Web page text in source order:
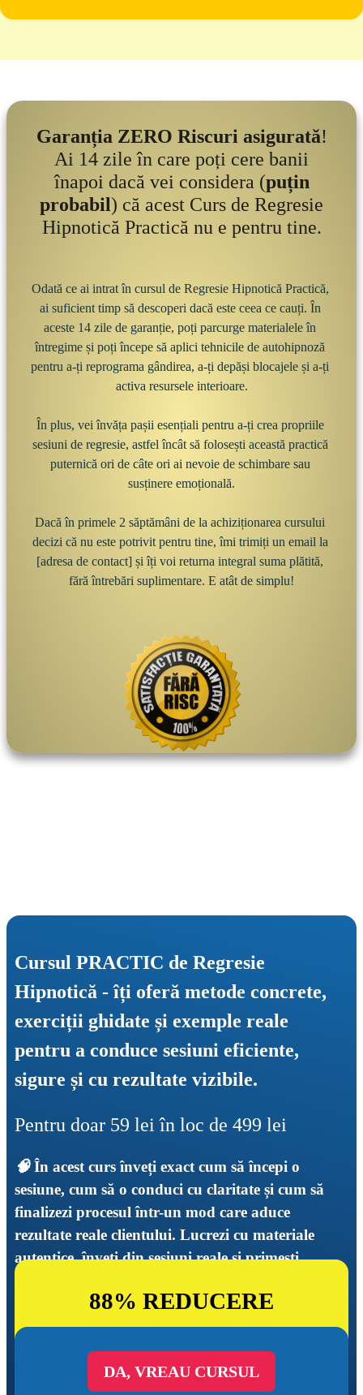
Garanția ZERO Riscuri asigurată!
Ai 14 zile în care poți cere banii
înapoi dacă vei considera (puțin
probabil) că acest Curs de Regresie
Hipnotică Practică nu e pentru tine.
Odată ce ai intrat în cursul de Regresie Hipnotică Practică,
ai suficient timp să descoperi dacă este ceea ce cauți. În
aceste 14 zile de garanție, poți parcurge materialele în
întregime și poți începe să aplici tehnicile de autohipnoză
pentru a-ți reprograma gândirea, a-ți depăși blocajele și a-ți
activa resursele interioare.
În plus, vei învăța pașii esențiali pentru a-ți crea propriile
sesiuni de regresie, astfel încât să folosești această practică
puternică ori de câte ori ai nevoie de schimbare sau
susținere emoțională.
Dacă în primele 2 săptămâni de la achiziționarea cursului
decizi că nu este potrivit pentru tine, îmi trimiți un email la
[adresa de contact] și îți voi returna integral suma plătită,
fără întrebări suplimentare. E atât de simplu!
Cursul PRACTIC de Regresie
Hipnotică - îți oferă metode concrete,
exerciții ghidate și exemple reale
pentru a conduce sesiuni eficiente,
sigure și cu rezultate vizibile.
Pentru doar 59 lei în loc de 499 lei
🧠 În acest curs înveți exact cum să începi o
sesiune, cum să o conduci cu claritate și cum să
finalizezi procesul într-un mod care aduce
rezultate reale clientului. Lucrezi cu materiale
autentice, înveți din sesiuni reale și primești
88% REDUCERE
DA, VREAU CURSUL